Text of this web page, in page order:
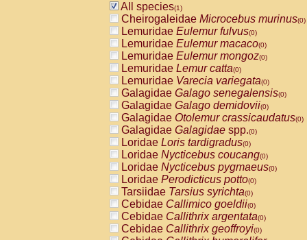
All species(1)
Cheirogaleidae Microcebus murinus(0)
Lemuridae Eulemur fulvus(0)
Lemuridae Eulemur macaco(0)
Lemuridae Eulemur mongoz(0)
Lemuridae Lemur catta(0)
Lemuridae Varecia variegata(0)
Galagidae Galago senegalensis(0)
Galagidae Galago demidovii(0)
Galagidae Otolemur crassicaudatus(0)
Galagidae Galagidae spp.(0)
Loridae Loris tardigradus(0)
Loridae Nycticebus coucang(0)
Loridae Nycticebus pygmaeus(0)
Loridae Perodicticus potto(0)
Tarsiidae Tarsius syrichta(0)
Cebidae Callimico goeldii(0)
Cebidae Callithrix argentata(0)
Cebidae Callithrix geoffroyi(0)